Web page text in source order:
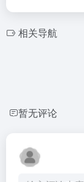
相关导航
暂无评论